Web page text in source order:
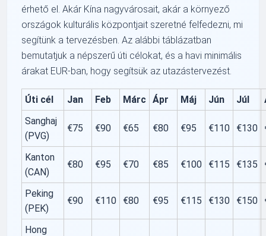
érhető el. Akár Kína nagyvárosait, akár a környező
országok kulturális központjait szeretné felfedezni, mi
segítünk a tervezésben. Az alábbi táblázatban
bemutatjuk a népszerű úti célokat, és a havi minimális
árakat EUR-ban, hogy segítsük az utazástervezést.
Úti cél Jan Feb Márc Ápr Máj Jún Júl
Sanghaj
(PVG)
€75 €90 €65 €80 €95 €110 €130
Kanton
(CAN)
€80 €95 €70 €85 €100 €115 €135
Peking
(PEK)
€90 €110 €80 €95 €115 €130 €150
Hong